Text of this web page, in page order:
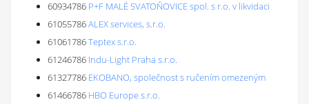
60934786 P+F MALÉ SVATOŇOVICE spol. s r.o. v likvidaci
61055786ALEX services, s.r.o.
61061786Teptex s.r.o.
61246786 Indu-Light Praha s.r.o.
61327786 EKOBANO, společnost s ručením omezeným
61466786 HBO Europe s.r.o.